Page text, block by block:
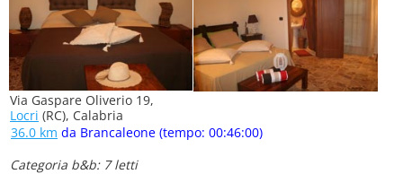
Via Gaspare Oliverio 19,
Locri (RC), Calabria
36.0 km da Brancaleone (tempo: 00:46:00)
Categoria b&b: 7 letti